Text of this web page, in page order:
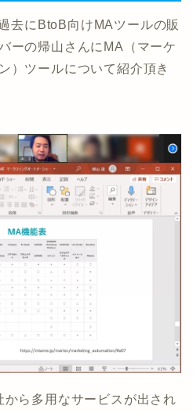
去にBtoB向けMAツールの販
ーの帰山さんにMA（マーケ
）ツールについて紹介頂き
ら多用なサービスが出され